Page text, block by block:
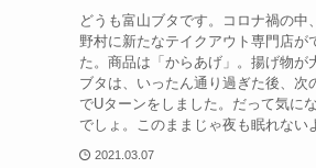
どうも富山ブタです。コロナ禍の中
野村に新たなテイクアウト専門店が
た。商品は「からあげ」。揚げ物が
ブタは、いったん通り過ぎた後、次
でUターンをしました。だって気に
でしょ。このままじゃ夜も眠れない
2021.03.07